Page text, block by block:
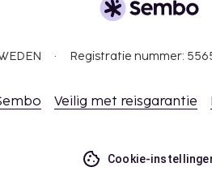
Registratie nummer:
Veilig met reisgarantie
Cookie-